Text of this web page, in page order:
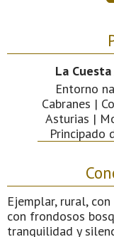
La
Entorno
Cabranes |
Asturias |
Principado
Ejemplar, rural,
con frondosos
tranquilidad y